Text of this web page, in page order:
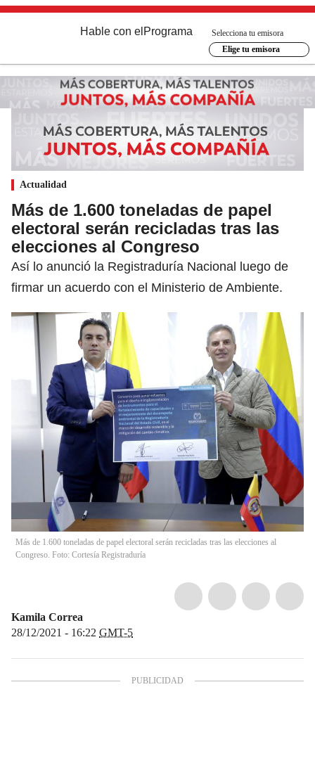
Hable con el Programa
Selecciona tu emisora
Elige tu emisora
Actualidad
Más de 1.600 toneladas de papel
electoral serán recicladas tras las
elecciones al Congreso
Así lo anunció la Registraduría Nacional luego de
firmar un acuerdo con el Ministerio de Ambiente.
Más de 1.600 toneladas de papel electoral serán recicladas tras las elecciones al
Congreso. Foto: Cortesía Registraduría
Kamila Correa
28/12/2021 - 16:22 GMT-5